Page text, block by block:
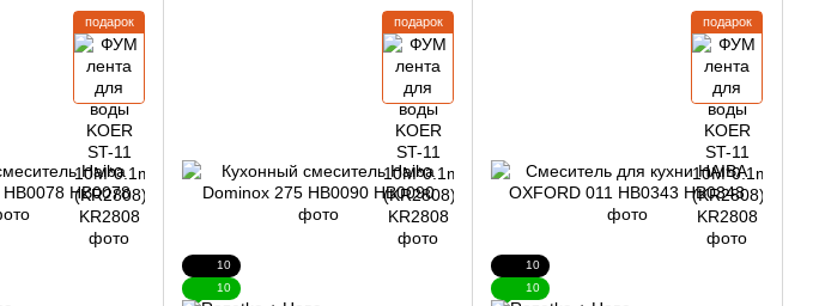
подарок подарок
10
10
подарок
10
10